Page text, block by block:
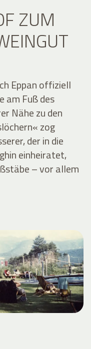
ZUM
Eppan offiziell
am Fuß des
Nähe zu den
zog
der in die
einheiratet,
– vor allem